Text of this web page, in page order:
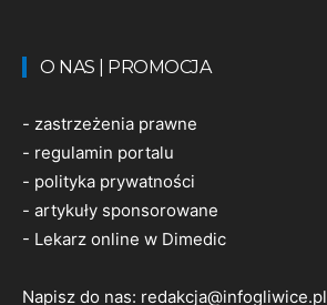
O NAS | PROMOCJA
- zastrzeżenia prawne
- regulamin portalu
- polityka prywatności
- artykuły sponsorowane
- Lekarz online w Dimedic
Napisz do nas: redakcja@infogliwice.pl